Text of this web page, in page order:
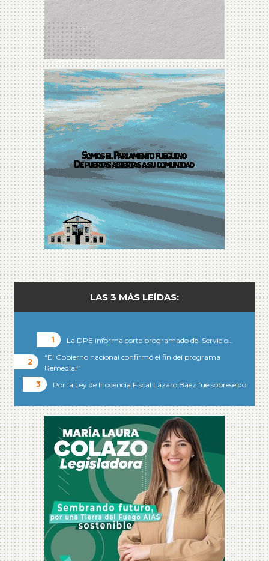
LAS 3 MÁS LEÍDAS:
La DPE informa corte programado del Servicio…
“El Gobierno nacional confirmó el fin del programa
Remediar”
Por la Ley de Inocencia Fiscal Lázaro Báez fue sobreseído